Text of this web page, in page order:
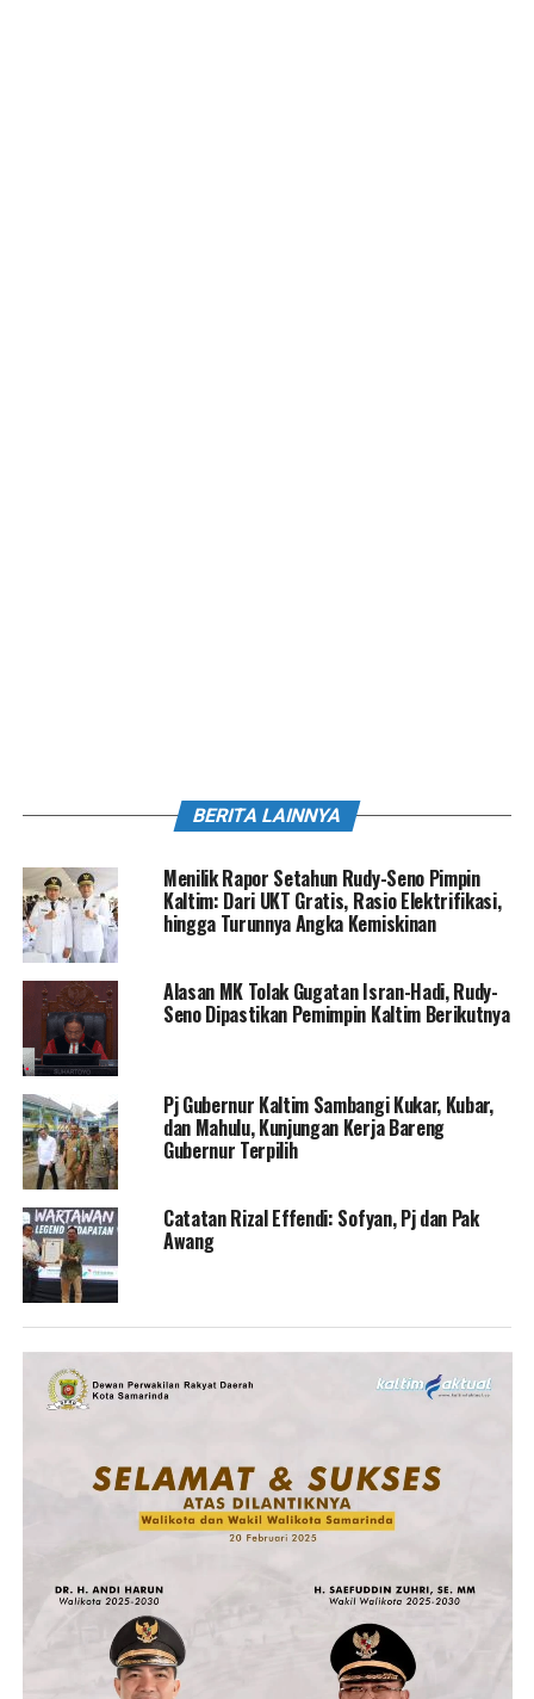
BERITA LAINNYA
Menilik Rapor Setahun Rudy-Seno Pimpin
Kaltim: Dari UKT Gratis, Rasio Elektrifikasi,
hingga Turunnya Angka Kemiskinan
Alasan MK Tolak Gugatan Isran-Hadi, Rudy-
Seno Dipastikan Pemimpin Kaltim Berikutnya
Pj Gubernur Kaltim Sambangi Kukar, Kubar,
dan Mahulu, Kunjungan Kerja Bareng
Gubernur Terpilih
Catatan Rizal Effendi: Sofyan, Pj dan Pak
Awang